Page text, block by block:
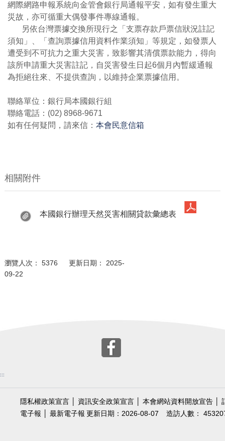
網際網路申報系統向金管會銀行局通報平安，如有發生重大
災故，亦可循重大偶發事件專線通報。
另依台灣票據交換所現行之「支票存款戶票信狀況註記
須知」、「查詢票據信用資料作業須知」等規定，如發票人
遭受到不可抗力之重大災害，致影響其清償票款能力，得向
該所申請重大災害註記，自災害發生日起6個月內暫緩通報
為拒絕往來、不提供查詢，以維持企業票據信用。
聯絡單位：銀行局本國銀行組
聯絡電話：(02) 8968-9671
如有任何疑問，請來信：本會民意信箱
相關附件
本國銀行辦理天然災害相關貸款彙總表
瀏覽人次： 5376 更新日期： 2025-
09-22
:::
隱私權政策宣言 資訊安全政策宣言 本會網站資料開放宣告
電子報
最新電子報 造訪人數：
更新日期：2026-08-07